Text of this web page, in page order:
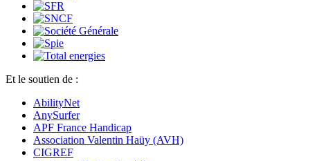
Et le soutien de :
AbilityNet
AnySurfer
APF France Handicap
Association Valentin Haüy (AVH)
CIGREF